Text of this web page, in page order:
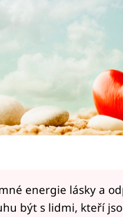
energie lásky a
být s lidmi, kteří